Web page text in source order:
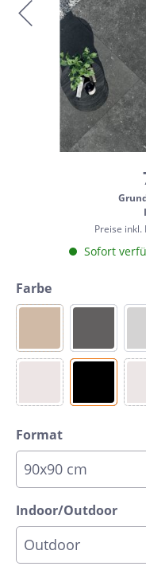
Preise inkl.
Sofort
Farbe
Format
Indoor/Outdoor